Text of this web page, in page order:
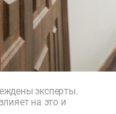
по
эксперты.
на это и